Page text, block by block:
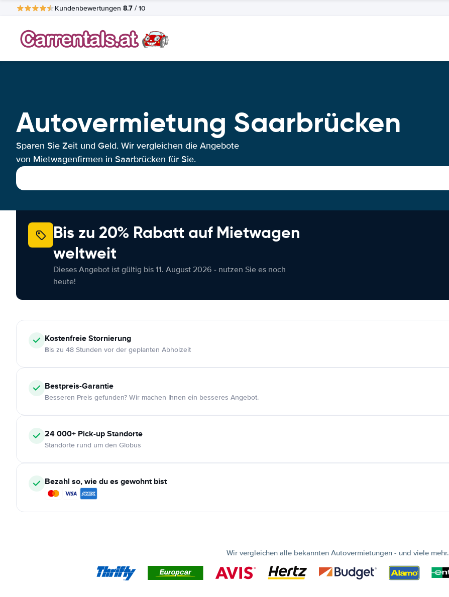
Kundenbewertungen 8.7 / 10
Autovermietung Saarbrücken
Sparen Sie Zeit und Geld. Wir vergleichen die Angebote
von Mietwagenfirmen in Saarbrücken für Sie.
Bis zu 20% Rabatt auf Mietwagen
weltweit
Dieses Angebot ist gültig bis 11. August 2026 - nutzen Sie es noch
heute!
KostenfreieStornierung
Bis zu 48 Stunden vor der geplanten Abholzeit
Bestpreis-Garantie
Besseren Preis gefunden? Wir machen Ihnen ein besseres Angebot.
24 000+ Pick-up Standorte
Standorte rund um den Globus
Bezahl so, wie du es gewohnt bist
Wir vergleichen alle bekannten Autovermietungen - und viele mehr.